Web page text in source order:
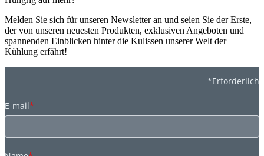
Melden Sie sich für unseren Newsletter an und seien Sie der Erste,
der von unseren neuesten Produkten, exklusiven Angeboten und
spannenden Einblicken hinter die Kulissen unserer Welt der
Kühlung erfährt!
*Erforderlich
E-mail*